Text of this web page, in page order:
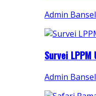
Admin
Survei
Admin